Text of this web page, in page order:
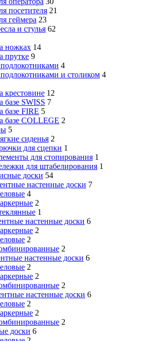
посетителя 21
геймера 23
и стулья 62
ножках 14
прутке 9
4
и столиком 4
крестовине 12
SWISS 7
базе FIRE 5
базе COLLEGE 2
5
сиденья 2
для сцепки 1
для стопирования 1
для штабелирования 1
доски 54
настенные доски 7
4
2
1
настенные доски 6
2
2
2
настенные доски 6
2
2
2
настенные доски 6
2
2
2
доски 6